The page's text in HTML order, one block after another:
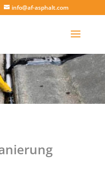
info@af-asphalt.com